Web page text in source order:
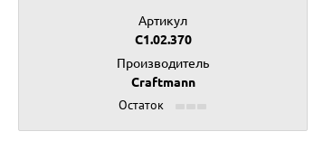
Артикул
C1.02.370
Производитель
Craftmann
Остаток